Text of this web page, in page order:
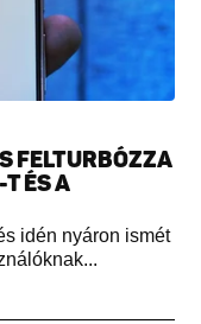
FELTURBÓZZA
ÉS A
idén nyáron ismét